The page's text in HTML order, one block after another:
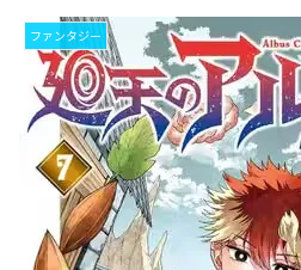
ファンタジー